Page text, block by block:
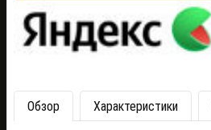
Обзор Характеристики